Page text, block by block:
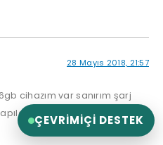
28 Mayıs 2018, 21:57
cihazım var sanırım şarj
ücreti ne kadar ve kaç
ÇEVRIMIÇI DESTEK